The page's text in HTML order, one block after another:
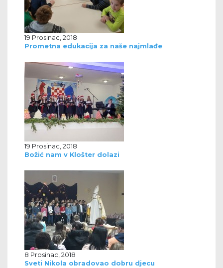
19 Prosinac, 2018
Prometna edukacija za naše najmlađe
19 Prosinac, 2018
Božić nam v Klošter dolazi
8 Prosinac, 2018
Sveti Nikola obradovao dobru djecu